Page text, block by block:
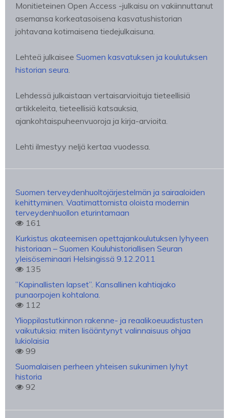
Monitieteinen Open Access -julkaisu on vakiinnuttanut
asemansa korkeatasoisena kasvatushistorian
johtavana kotimaisena tiedejulkaisuna.
Lehteä julkaisee Suomen kasvatuksen ja koulutuksen
historian seura.
Lehdessä julkaistaan vertaisarvioituja tieteellisiä
artikkeleita, tieteellisiä katsauksia,
ajankohtaispuheenvuoroja ja kirja-arvioita.
Lehti ilmestyy neljä kertaa vuodessa.
Suomen terveydenhuoltojärjestelmän ja sairaaloiden
kehittyminen. Vaatimattomista oloista modernin
terveydenhuollon eturintamaan
161
Kurkistus akateemisen opettajankoulutuksen lyhyeen
historiaan – Suomen Kouluhistoriallisen Seuran
yleisöseminaari Helsingissä 9.12.2011
135
”Kapinallisten lapset”. Kansallinen kahtiajako
punaorpojen kohtalona.
112
Ylioppilastutkinnon rakenne- ja reaalikoeuudistusten
vaikutuksia: miten lisääntynyt valinnaisuus ohjaa
lukiolaisia
99
Suomalaisen perheen yhteisen sukunimen lyhyt
historia
92